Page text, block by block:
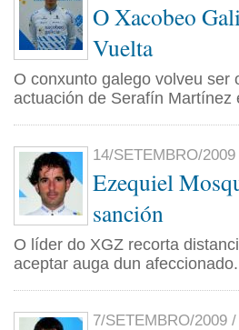
O Xacobeo
Vuelta
O conxunto galego volveu ser
actuación de Serafín Martínez
14/SETEMBRO/2009
Ezequiel
sanción
O líder do XGZ recorta
aceptar auga dun afeccionado.
7/SETEMBRO/2009 /